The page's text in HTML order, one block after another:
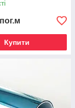
Купити